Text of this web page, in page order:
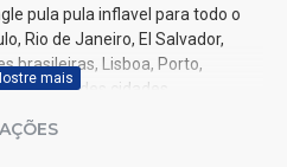
pula pula inflavel para todo o
Rio de Janeiro, El Salvador,
brasileiras, Lisboa, Porto,
grandes cidades